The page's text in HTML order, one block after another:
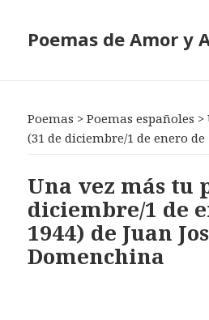
Poemas de Amor y
Poemas >Poemas españoles >
(31 de diciembre/1 de enero de
Una vez más tu
diciembre/1 de
1944) de Juan
Domenchina